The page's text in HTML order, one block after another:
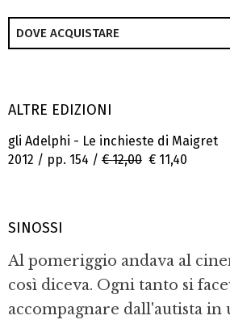
DOVE ACQUISTARE
ALTRE EDIZIONI
gli Adelphi - Le inchieste di Maigret
2012 / pp. 154 / € 12,00 € 11,40
SINOSSI
Al pomeriggio andava al
così diceva. Ogni tanto si
accompagnare dall'autista in